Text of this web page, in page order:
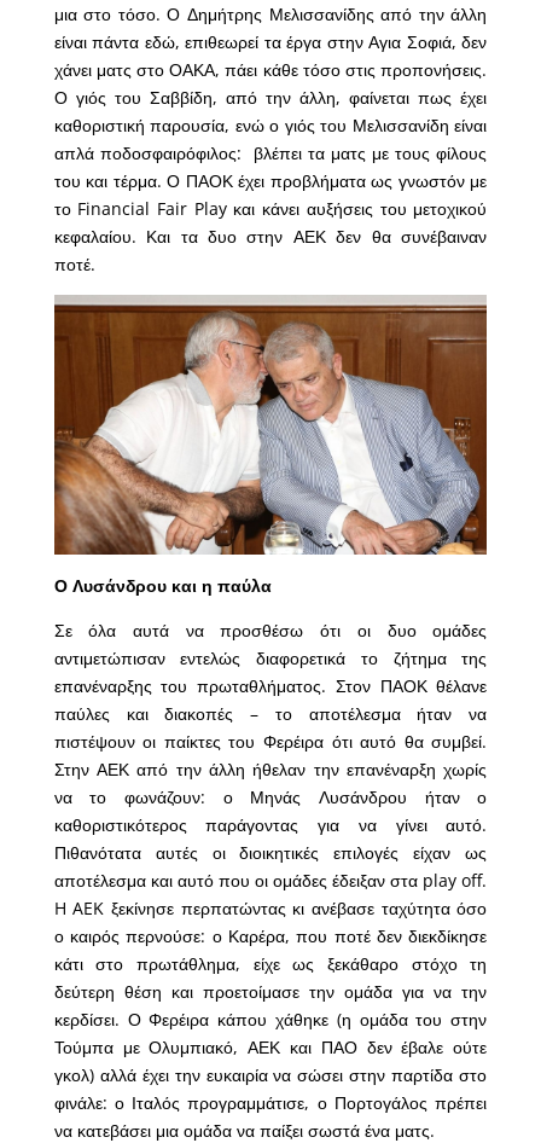
μια στο τόσο. Ο Δημήτρης Μελισσανίδης από την άλλη
είναι πάντα εδώ, επιθεωρεί τα έργα στην Αγια Σοφιά, δεν
χάνει ματς στο ΟΑΚΑ, πάει κάθε τόσο στις προπονήσεις.
Ο γιός του Σαββίδη, από την άλλη, φαίνεται πως έχει
καθοριστική παρουσία, ενώ ο γιός του Μελισσανίδη είναι
απλά ποδοσφαιρόφιλος: βλέπει τα ματς με τους φίλους
του και τέρμα. Ο ΠΑΟΚ έχει προβλήματα ως γνωστόν με
το Financial Fair Play και κάνει αυξήσεις του μετοχικού
κεφαλαίου. Και τα δυο στην ΑΕΚ δεν θα συνέβαιναν
ποτέ.
Ο Λυσάνδρου και η παύλα
Σε όλα αυτά να προσθέσω ότι οι δυο ομάδες
αντιμετώπισαν εντελώς διαφορετικά το ζήτημα της
επανέναρξης του πρωταθλήματος. Στον ΠΑΟΚ θέλανε
παύλες και διακοπές – το αποτέλεσμα ήταν να
πιστέψουν οι παίκτες του Φερέιρα ότι αυτό θα συμβεί.
Στην ΑΕΚ από την άλλη ήθελαν την επανέναρξη χωρίς
να το φωνάζουν: ο Μηνάς Λυσάνδρου ήταν ο
καθοριστικότερος παράγοντας για να γίνει αυτό.
Πιθανότατα αυτές οι διοικητικές επιλογές είχαν ως
αποτέλεσμα και αυτό που οι ομάδες έδειξαν στα play off.
H AEK ξεκίνησε περπατώντας κι ανέβασε ταχύτητα όσο
ο καιρός περνούσε: ο Καρέρα, που ποτέ δεν διεκδίκησε
κάτι στο πρωτάθλημα, είχε ως ξεκάθαρο στόχο τη
δεύτερη θέση και προετοίμασε την ομάδα για να την
κερδίσει. Ο Φερέιρα κάπου χάθηκε (η ομάδα του στην
Τούμπα με Ολυμπιακό, ΑΕΚ και ΠΑΟ δεν έβαλε ούτε
γκολ) αλλά έχει την ευκαιρία να σώσει στην παρτίδα στο
φινάλε: ο Ιταλός προγραμμάτισε, ο Πορτογάλος πρέπει
να κατεβάσει μια ομάδα να παίξει σωστά ένα ματς.